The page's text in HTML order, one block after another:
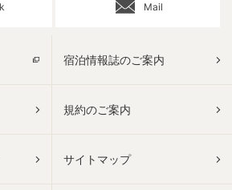
Mail
宿泊情報誌のご案内
規約のご案内
サイトマップ